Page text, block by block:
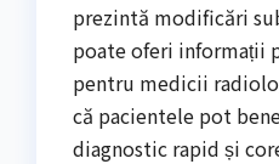
prezintă modificări
poate oferi informații
pentru medicii
că pacientele pot
diagnostic rapid și